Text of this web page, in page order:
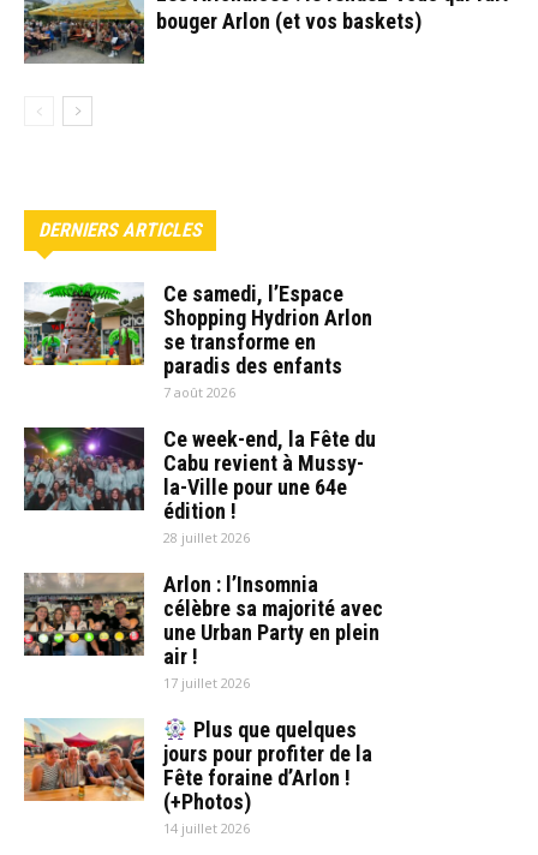
bouger Arlon (et vos baskets)
DERNIERS ARTICLES
Ce samedi, l’Espace
Shopping Hydrion Arlon
se transforme en
paradis des enfants
7 août 2026
Ce week-end, la Fête du
Cabu revient à Mussy-
la-Ville pour une 64e
édition !
28 juillet 2026
Arlon : l’Insomnia
célèbre sa majorité avec
une Urban Party en plein
air !
17 juillet 2026
Plus que quelques
jours pour profiter de la
Fête foraine d’Arlon !
(+Photos)
14 juillet 2026